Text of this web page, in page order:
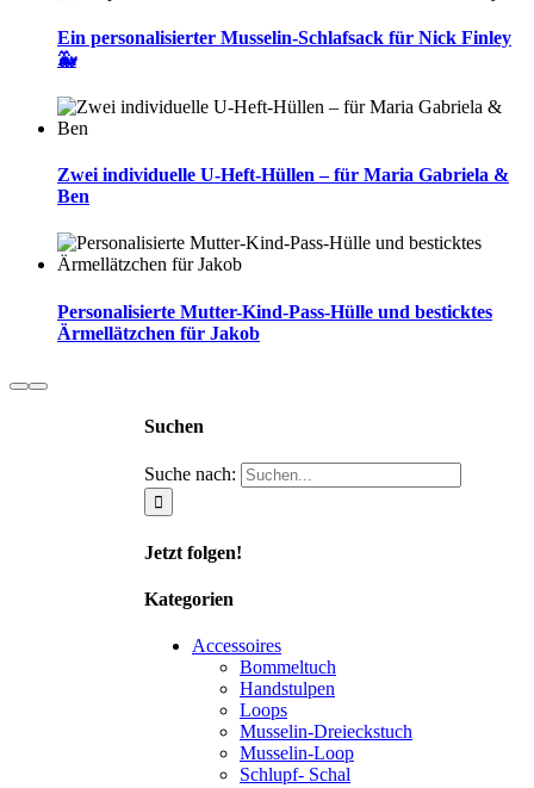
Ein personalisierter Musselin-Schlafsack für Nick Finley
🐳
Zwei individuelle U-Heft-Hüllen – für Maria Gabriela &
Ben
Personalisierte Mutter-Kind-Pass-Hülle und besticktes
Ärmellätzchen für Jakob
Suchen
Suche nach:
Jetzt folgen!
Kategorien
Accessoires
Bommeltuch
Handstulpen
Loops
Musselin-Dreieckstuch
Musselin-Loop
Schlupf- Schal